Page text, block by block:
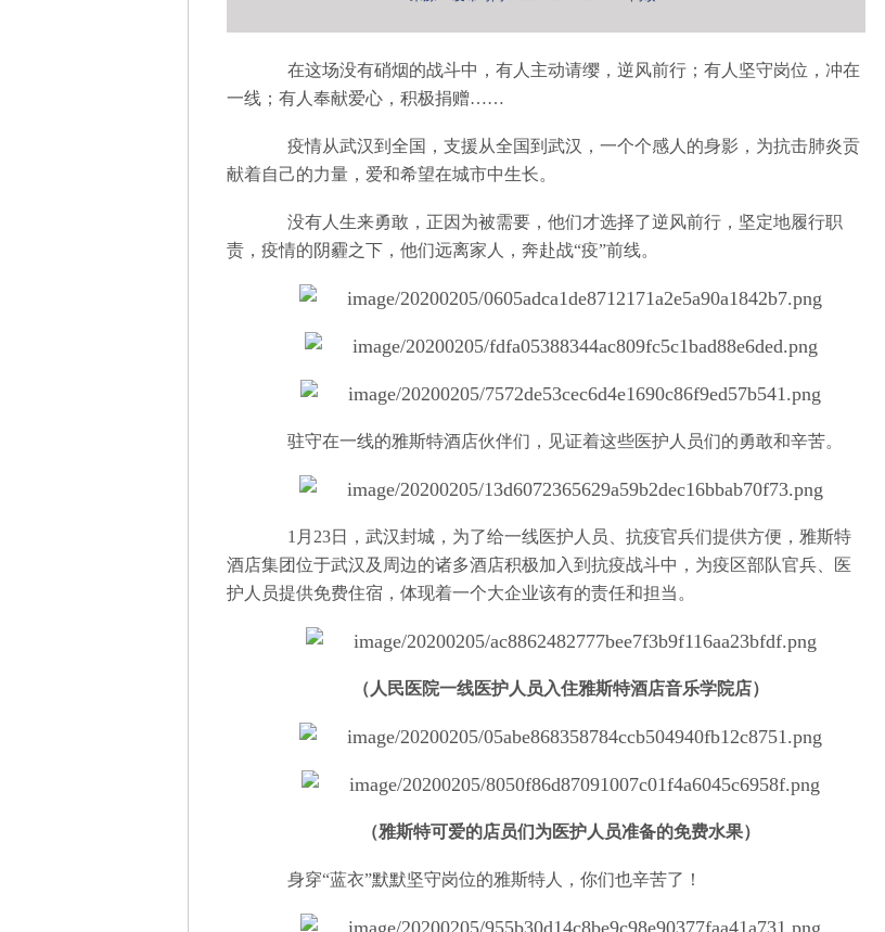
在这场没有硝烟的战斗中，有人主动请缨，逆风前行；有人坚守岗位，冲在
一线；有人奉献爱心，积极捐赠……
疫情从武汉到全国，支援从全国到武汉，一个个感人的身影，为抗击肺炎贡
献着自己的力量，爱和希望在城市中生长。
没有人生来勇敢，正因为被需要，他们才选择了逆风前行，坚定地履行职
责，疫情的阴霾之下，他们远离家人，奔赴战“疫”前线。
驻守在一线的雅斯特酒店伙伴们，见证着这些医护人员们的勇敢和辛苦。
1月23日，武汉封城，为了给一线医护人员、抗疫官兵们提供方便，雅斯特
酒店集团位于武汉及周边的诸多酒店积极加入到抗疫战斗中，为疫区部队官兵、医
护人员提供免费住宿，体现着一个大企业该有的责任和担当。
（人民医院一线医护人员入住雅斯特酒店音乐学院店）
（雅斯特可爱的店员们为医护人员准备的免费水果）
身穿“蓝衣”默默坚守岗位的雅斯特人，你们也辛苦了！